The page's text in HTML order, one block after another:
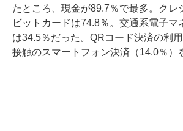
たところ、現金が89.7％で最多。クレ
ビットカードは74.8％。交通系電子マ
は34.5％だった。QRコード決済の利
接触のスマートフォン決済（14.0％）